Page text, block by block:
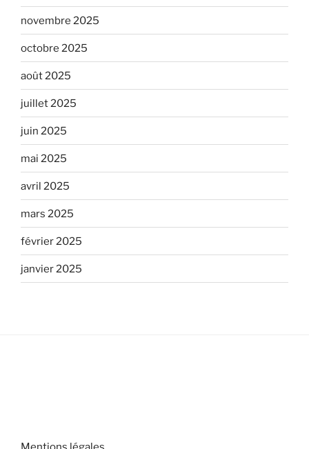
novembre 2025
octobre 2025
août 2025
juillet 2025
juin 2025
mai 2025
avril 2025
mars 2025
février 2025
janvier 2025